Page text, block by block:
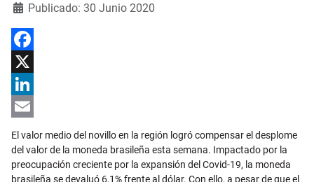
DetallesPublicado: 30 Junio 2020
Facebook
X
LinkedIn
Email
El valor medio del novillo en la región logró compensar el desplome
del valor de la moneda brasileña esta semana. Impactado por la
preocupación creciente por la expansión del Covid-19, la moneda
brasileña se devaluó 6,1% frente al dólar. Con ello, a pesar de que el